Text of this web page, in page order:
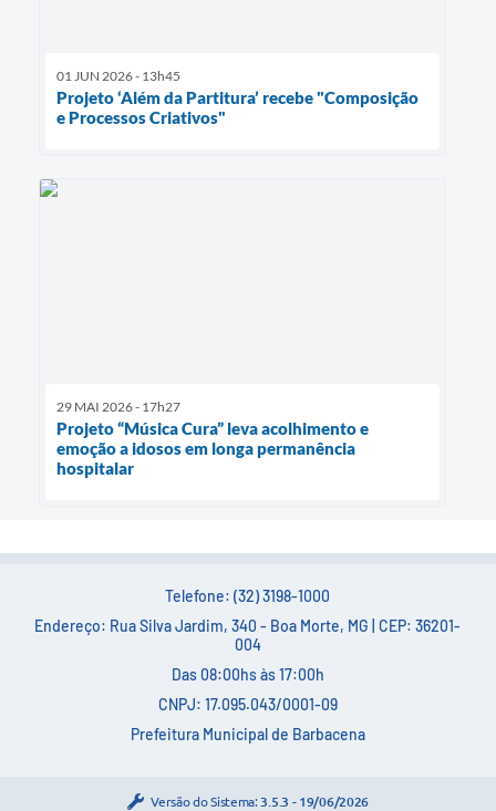
01 JUN 2026 - 13h45
Projeto ‘Além da Partitura’ recebe "Composição
e Processos Criativos"
29 MAI 2026 - 17h27
Projeto “Música Cura” leva acolhimento e
emoção a idosos em longa permanência
hospitalar
Telefone: (32) 3198-1000
Endereço: Rua Silva Jardim, 340 - Boa Morte, MG | CEP: 36201-
004
Das 08:00hs às 17:00h
CNPJ: 17.095.043/0001-09
Prefeitura Municipal de Barbacena
Versão do Sistema: 3.5.3 - 19/06/2026